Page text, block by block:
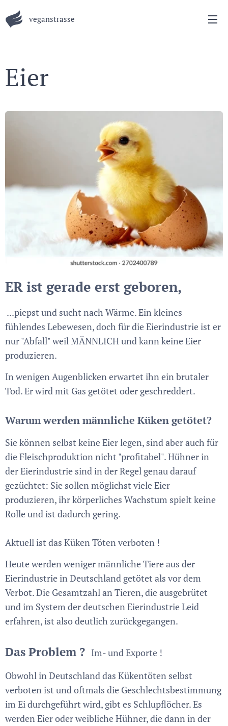
veganstrasse
Eier
ER ist gerade erst geboren,
...piepst und sucht nach Wärme. Ein kleines
fühlendes Lebewesen, doch für die Eierindustrie ist er
nur "Abfall" weil MÄNNLICH und kann keine Eier
produzieren.
In wenigen Augenblicken erwartet ihn ein brutaler
Tod. Er wird mit Gas getötet oder geschreddert.
Warum werden männliche Küken getötet?
Sie können selbst keine Eier legen, sind aber auch für
die Fleischproduktion nicht "profitabel". Hühner in
der Eierindustrie sind in der Regel genau darauf
gezüchtet: Sie sollen möglichst viele Eier
produzieren, ihr körperliches Wachstum spielt keine
Rolle und ist dadurch gering.
Aktuell ist das Küken Töten verboten !
Heute werden weniger männliche Tiere aus der
Eierindustrie in Deutschland getötet als vor dem
Verbot. Die Gesamtzahl an Tieren, die ausgebrütet
und im System der deutschen Eierindustrie Leid
erfahren, ist also deutlich zurückgegangen.
Das Problem ? Im- und Exporte !
Obwohl in Deutschland das Kükentöten selbst
verboten ist und oftmals die Geschlechtsbestimmung
im Ei durchgeführt wird, gibt es Schlupflöcher. Es
werden Eier oder weibliche Hühner, die dann in der